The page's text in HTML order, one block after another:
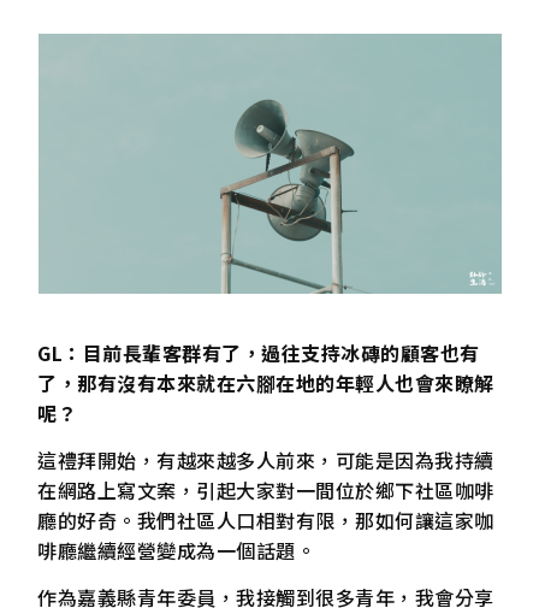
GL：目前長輩客群有了，過往支持冰磚的顧客也有
了，那有沒有本來就在六腳在地的年輕人也會來瞭解
呢？
這禮拜開始，有越來越多人前來，可能是因為我持續
在網路上寫文案，引起大家對一間位於鄉下社區咖啡
廳的好奇。我們社區人口相對有限，那如何讓這家咖
啡廳繼續經營變成為一個話題。
作為嘉義縣青年委員，我接觸到很多青年，我會分享